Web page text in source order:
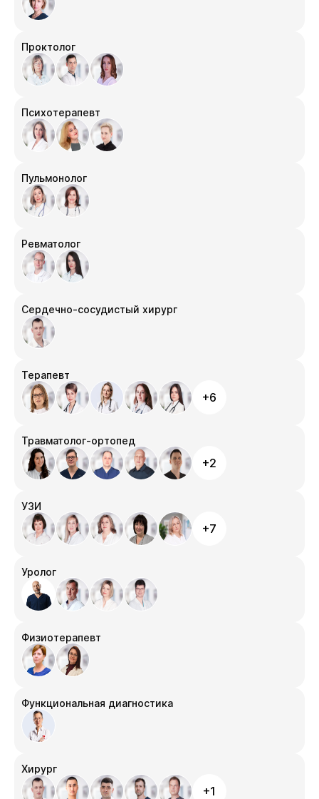
Проктолог
Психотерапевт
Пульмонолог
Ревматолог
Сердечно-сосудистый хирург
Терапевт
+6
Травматолог-ортопед
+2
УЗИ
+7
Уролог
Физиотерапевт
Функциональная диагностика
Хирург
+1